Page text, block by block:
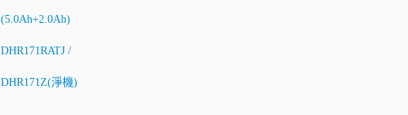
(5.0Ah+2.0Ah)
DHR171RATJ /
DHR171Z(淨機)